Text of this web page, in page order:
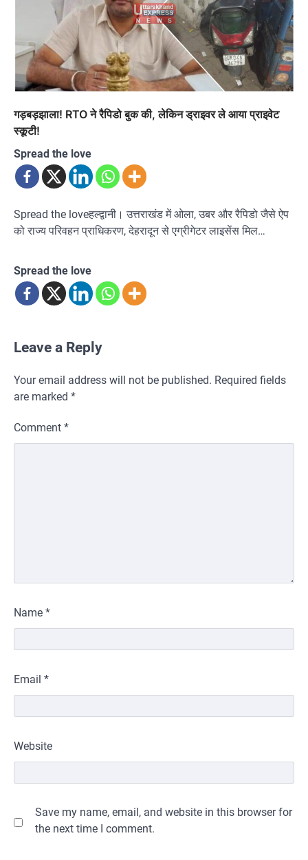
गड़बड़झाला! RTO ने रैपिडो बुक की, लेकिन ड्राइवर ले आया प्राइवेट
स्कूटी!
Spread the love
Spread the loveहल्द्वानी। उत्तराखंड में ओला, उबर और रैपिडो जैसे ऐप
को राज्य परिवहन प्राधिकरण, देहरादून से एग्रीगेटर लाइसेंस मिल…
Spread the love
Leave a Reply
Your email address will not be published. Required fields
are marked *
Comment *
Name *
Email *
Website
Save my name, email, and website in this browser for
the next time I comment.